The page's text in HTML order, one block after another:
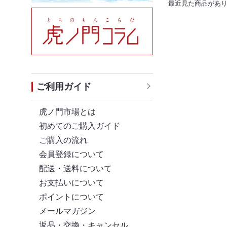
ご利用ガイド
虎ノ門市場とは
初めてのご購入ガイド
ご購入の流れ
会員登録について
配送・送料について
お支払いについて
ポイントについて
メールマガジン
最近見た商品があり